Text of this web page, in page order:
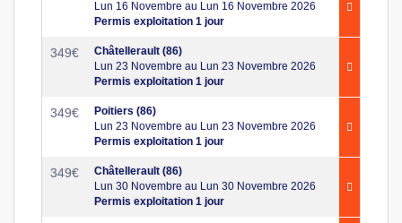
Lun 16 Novembre au Lun 16 Novembre 2026
Permis exploitation 1 jour
349€
Châtellerault (86)
Lun 23 Novembre au Lun 23 Novembre 2026
Permis exploitation 1 jour
349€
Poitiers (86)
Lun 23 Novembre au Lun 23 Novembre 2026
Permis exploitation 1 jour
349€
Châtellerault (86)
Lun 30 Novembre au Lun 30 Novembre 2026
Permis exploitation 1 jour